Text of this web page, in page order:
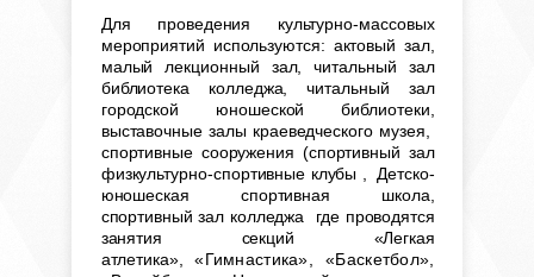
Для проведения культурно-массовых
мероприятий используются: актовый зал,
малый лекционный зал, читальный зал
библиотека колледжа, читальный зал
городской юношеской библиотеки,
выставочные залы краеведческого музея,
спортивные сооружения (спортивный зал
физкультурно-спортивные клубы
, Детско-
юношеская спортивная школа,
спортивный зал колледжа где проводятся
занятия секций «Легкая
атлетика»,«Гимнастика», «Баскетбол»,